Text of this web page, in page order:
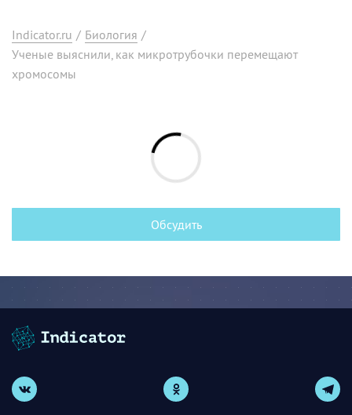
Indicator.ru / Биология /
Ученые выяснили, как микротрубочки перемещают
хромосомы
Обсудить